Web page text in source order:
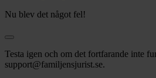
Nu blev det något fel!
Testa igen och om det fortfarande inte
support@familjensjurist.se.